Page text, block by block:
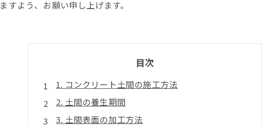
よう、お願い申し上げます。
目次
1. コンクリート土間の施工方法
2. 土間の養生期間
3. 土間表面の加工方法